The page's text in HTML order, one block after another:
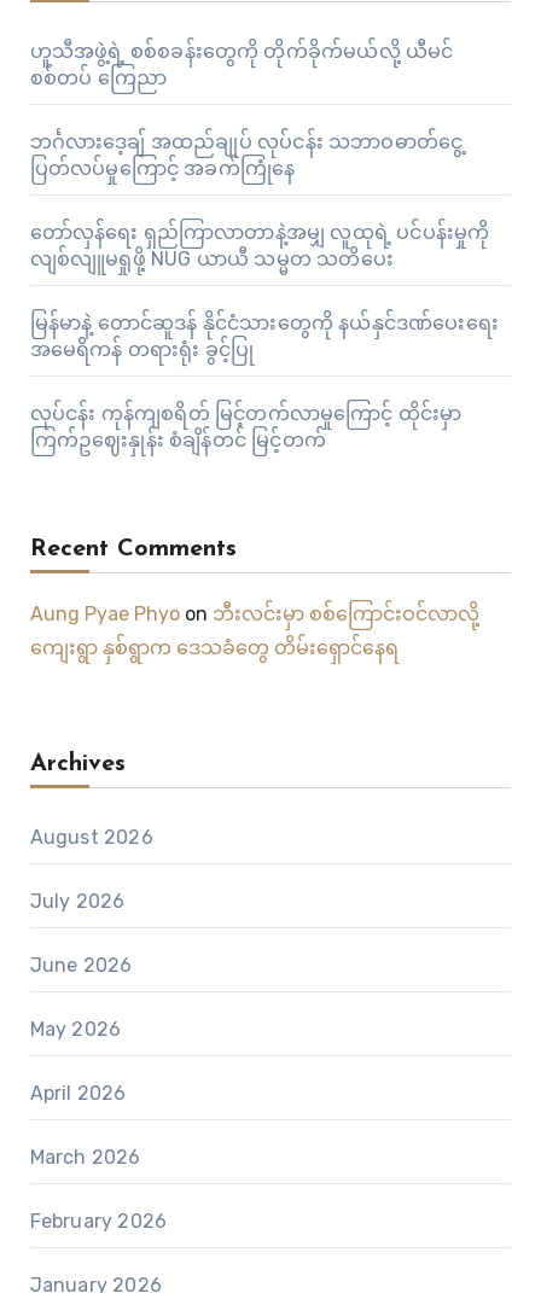
ဟူသီအဖွဲ့ရဲ့ စစ်စခန်းတွေကို တိုက်ခိုက်မယ်လို့ ယီမင်
စစ်တပ် ကြေညာ
ဘင်္ဂလားဒေ့ချ် အထည်ချုပ် လုပ်ငန်း သဘာဝဓာတ်ငွေ့
ပြတ်လပ်မှုကြောင့် အခက်ကြုံနေ
တော်လှန်ရေး ရှည်ကြာလာတာနဲ့အမျှ လူထုရဲ့ ပင်ပန်းမှုကို
လျစ်လျူမရှုဖို့ NUG ယာယီ သမ္မတ သတိပေး
မြန်မာနဲ့ တောင်ဆူဒန် နိုင်ငံသားတွေကို နယ်နှင်ဒဏ်ပေးရေး
အမေရိကန် တရားရုံး ခွင့်ပြု
လုပ်ငန်း ကုန်ကျစရိတ် မြင့်တက်လာမှုကြောင့် ထိုင်းမှာ
ကြက်ဥဈေးနှုန်း စံချိန်တင် မြင့်တက်
Recent Comments
Aung Pyae Phyoon ဘီးလင်းမှာ စစ်ကြောင်းဝင်လာလို့
ကျေးရွာ နှစ်ရွာက ဒေသခံတွေ တိမ်းရှောင်နေရ
Archives
August 2026
July 2026
June 2026
May 2026
April 2026
March 2026
February 2026
January 2026